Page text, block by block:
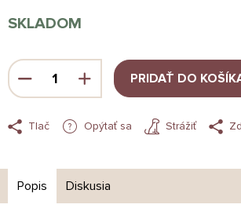
cena:
SKLADOM
PRIDAŤ DO
Tlač Opýtať sa Strážiť
Popis Diskusia